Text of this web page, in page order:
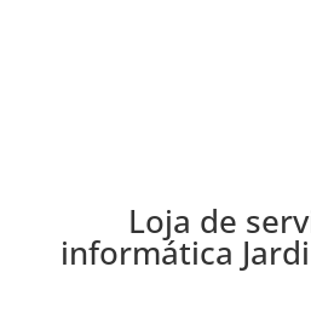
Loja de
informática